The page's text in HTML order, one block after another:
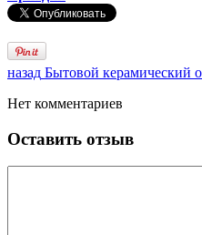
назад Бытовой керамический
Нет комментариев
Оставить отзыв